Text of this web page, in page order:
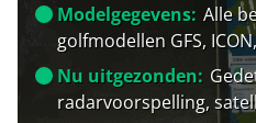
Modelgegevens: Alle
golfmodellen GFS,
Nu uitgezonden:
radarvoorspelling,